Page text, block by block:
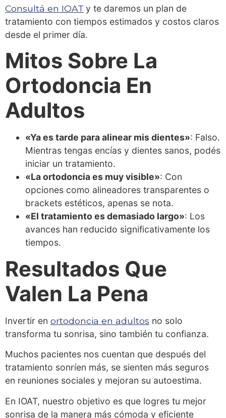
Consultá en IOAT y te daremos un plan de
tratamiento con tiempos estimados y costos claros
desde el primer día.
Mitos Sobre La
Ortodoncia En
Adultos
«Ya es tarde para alinear mis dientes»: Falso.
Mientras tengas encías y dientes sanos, podés
iniciar un tratamiento.
«La ortodoncia es muy visible»: Con
opciones como alineadores transparentes o
brackets estéticos, apenas se nota.
«El tratamiento es demasiado largo»: Los
avances han reducido significativamente los
tiempos.
Resultados Que
Valen La Pena
Invertir en ortodoncia en adultos no solo
transforma tu sonrisa, sino también tu confianza.
Muchos pacientes nos cuentan que después del
tratamiento sonríen más, se sienten más seguros
en reuniones sociales y mejoran su autoestima.
En IOAT, nuestro objetivo es que logres tu mejor
sonrisa de la manera más cómoda y eficiente